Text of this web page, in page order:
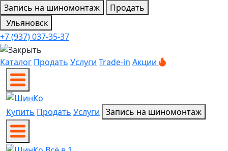
Запись на шиномонтаж
Продать
Ульяновск
+7 (937) 037-35-37
Каталог Продать Услуги Trade-in Акции
Купить Продать Услуги Запись на шиномонтаж